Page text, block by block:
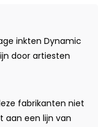
inkten Dynamic
door artiesten
fabrikanten niet
aan een lijn van